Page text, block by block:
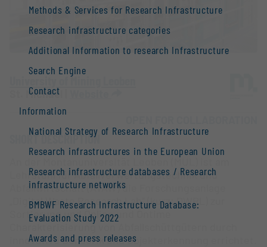
Methods & Services for Research Infrastructure
Research infrastructure categories
Additional Information to research Infrastructure
Search Engine
Contact
Information
National Strategy of Research Infrastructure
Research infrastructures in the European Union
Research infrastructure databases / Research
infrastructure networks
BMBWF Research Infrastructure Database:
Evaluation Study 2022
Awards and press releases
University of Mining Leoben
St. Michael |
SHORT DESCRIPTION
An der Montanuniversität Leoben (MUL) ist am
Lehrstuhl für Abfallverwertungstechnik und
Abfallwirtschaft (AVAW) die Forschungsanlage
„Digital Waste Research Lab“ (kurz: DWRL) zur
Sortierung und Online und Ontime
Charakterisierung von Abfallschüttgütern durch
innovative Sensorik und Objekterkennung errichtet.